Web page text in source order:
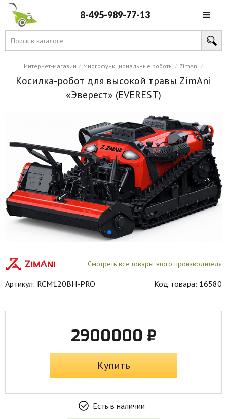
8-495-989-77-13
Интернет-магазин / Многофункциональные роботы / ZimAni /
Косилка-робот для высокой травы ZimAni
«Эверест» (EVEREST)
Смотреть все товары этого производителя
Артикул: RCM120BH-PRO Код товара: 16580
2900000 ₽
Купить
Есть в наличии